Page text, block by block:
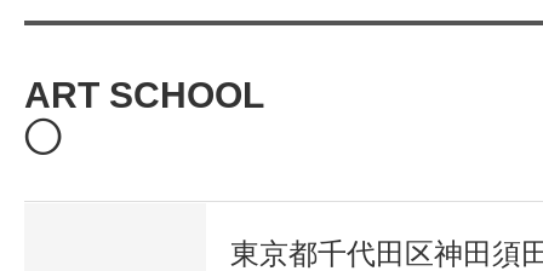
ART SCHOOL
◯
東京都千代田区神田須